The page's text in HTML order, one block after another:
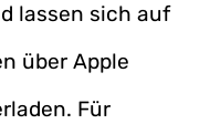
lassen sich auf
über Apple
Für